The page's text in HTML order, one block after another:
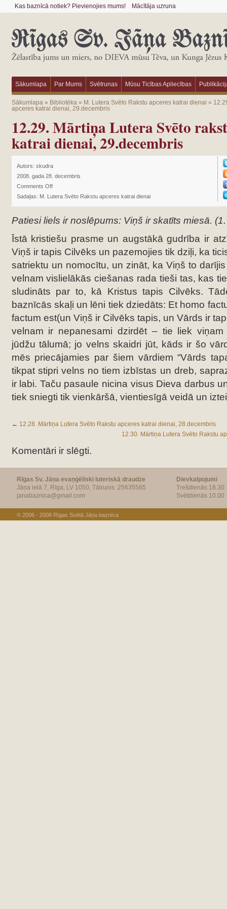
Kas baznīcā notiek? Pievienojies mums! Mācītāja uzruna
Sākumlapa Par Mums Svētrunas Mūsu Ticības Apliecības
Sākumlapa» Bibliotēka» M. Lutera Svēto Rakstu apceres katrai dienai »
apceres katrai dienai, 29.decembris
12.29. Mārtiņa Lutera Svēto
katrai dienai, 29.decembris
Autors: skudra
2008. gada 28. decembris
Comments Off
Sadaļas: M. Lutera Svēto Rakstu apceres katrai dienai
Patiesi liels ir noslēpums: Viņš ir skatīts miesā.
Īstā kristiešu prasme un augstākā gudrība ir
Viņš ir tapis Cilvēks un pazemojies tik dziļi, ka
satriektu un nomocītu, un zināt, ka Viņš to
velnam vislielākās ciešanas rada tieši tas, kas
sludināts par to, kā Kristus tapis Cilvēks.
baznīcās skaļi un lēni tiek dziedāts: Et homo
factum est(un Viņš ir Cilvēks tapis, un Vārds ir
velnam ir nepanesami dzirdēt – tie liek
jūdžu tālumā; jo velns skaidri jūt, kāds ir šo
mēs priecājamies par šiem vārdiem “Vārds
tikpat stipri velns no tiem izbīstas un dreb,
ir labi. Taču pasaule nicina visus Dieva darbus
tiek sniegti tik vienkāršā, vientiesīgā veidā un
← 12.28. Mārtiņa Lutera Svēto Rakstu apceres katrai dienai, 28.decembris
12.30. Mārtiņa Lutera Svēto Rakstu
Komentāri ir slēgti.
Rīgas Sv. Jāņa evaņģēliski luteriskā draudze
Jāņa ielā 7, Rīga, LV 1050, Tālrunis :25635565
janabaznica@gmail.com
Dievkalpojumi
Trešdienās 18.30
Svētdienās 10.00
© 2006 - 2008 Rīgas Svētā Jāņa baznīca